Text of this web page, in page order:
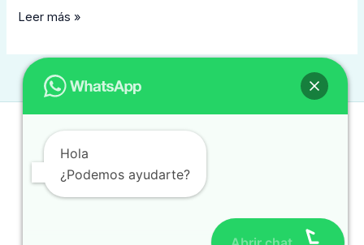
Leer más »
Contacto
contacto@traduccionintegral.mx
(477) 784 0280
Hola
¿Podemos ayudarte?